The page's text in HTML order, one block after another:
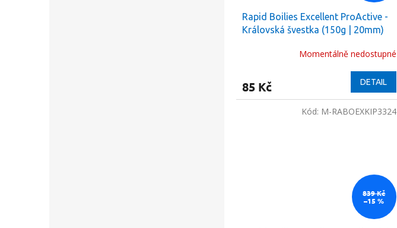
Rapid Boilies Excellent ProActive -
Královská švestka (150g | 20mm)
Momentálně nedostupné
85 Kč DETAIL
839 Kč
–15 %
Kód: M-RABOEXKIP3324